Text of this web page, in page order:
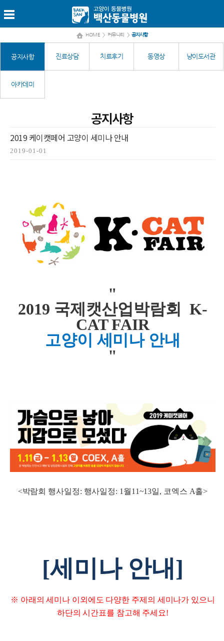
HOME > 커뮤니티 > 공지사항
공지사항 진료상담 치료후기 동영상 냥이도서관
아카데미
공지사항
2019 케이캣페어 고양이 세미나 안내
2019-01-01
"
2019 국제캣산업박람회 K-
CAT FAIR
고양이 세미나 안내
"
<박람회 행사일정: 행사일정: 1월11~13일, 코엑스 A홀>
[세미나 안내]
※ 아래의 세미나 이외에도 다양한 주제의 세미나가 있으니
하단의 시간표를 참고해 주세요!